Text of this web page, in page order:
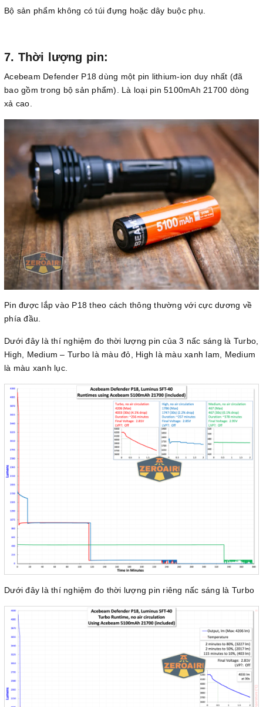
Bộ sản phẩm không có túi đựng hoặc dây buộc phụ.
7. Thời lượng pin:
Acebeam Defender P18 dùng một pin lithium-ion duy nhất (đã
bao gồm trong bộ sản phẩm). Là loại pin 5100mAh 21700 dòng
xả cao.
Pin được lắp vào P18 theo cách thông thường với cực dương về
phía đầu.
Dưới đây là thí nghiệm đo thời lượng pin của 3 nấc sáng là Turbo,
High, Medium – Turbo là màu đỏ, High là màu xanh lam, Medium
là màu xanh lục.
Dưới đây là thí nghiệm đo thời lượng pin riêng nấc sáng là Turbo